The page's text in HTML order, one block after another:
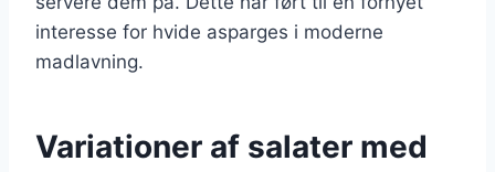
interesse for hvide asparges i moderne
madlavning.
Variationer af salater med